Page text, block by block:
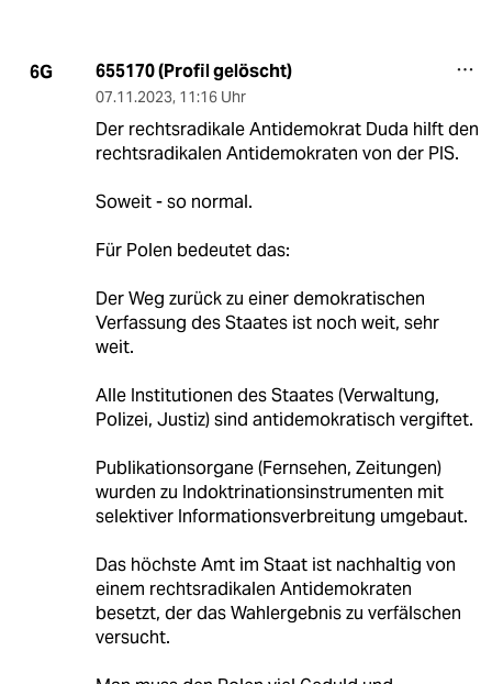
6G 655170 (Profil gelöscht)
07.11.2023, 11:16 Uhr
Der rechtsradikale Antidemokrat Duda hilft den
rechtsradikalen Antidemokraten von der PIS.
Soweit - so normal.
Für Polen bedeutet das:
Der Weg zurück zu einer demokratischen
Verfassung des Staates ist noch weit, sehr
weit.
Alle Institutionen des Staates (Verwaltung,
Polizei, Justiz) sind antidemokratisch vergiftet.
Publikationsorgane (Fernsehen, Zeitungen)
wurden zu Indoktrinationsinstrumenten mit
selektiver Informationsverbreitung umgebaut.
Das höchste Amt im Staat ist nachhaltig von
einem rechtsradikalen Antidemokraten
besetzt, der das Wahlergebnis zu verfälschen
versucht.